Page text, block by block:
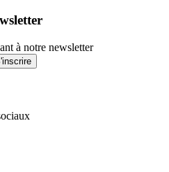
à notre newsletter